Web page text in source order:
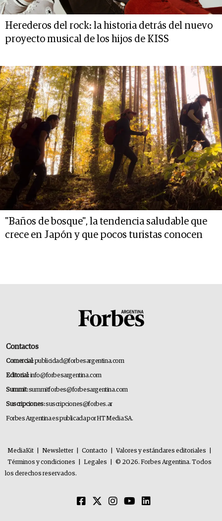
Herederos del rock: la historia detrás del nuevo
proyecto musical de los hijos de KISS
"Baños de bosque", la tendencia saludable que
crece en Japón y que pocos turistas conocen
Contactos
Comercial:publicidad@forbesargentina.com
Editorial:info@forbesargentina.com
Summit:summitforbes@forbesargentina.com
Suscripciones:suscripciones@forbes.ar
Forbes Argentina es publicada por HT Media SA.
MediaKit Newsletter Contacto Valores y estándares editoriales
Términos y condiciones
Legales
© 2026. Forbes Argentina. Todos
los derechos reservados.